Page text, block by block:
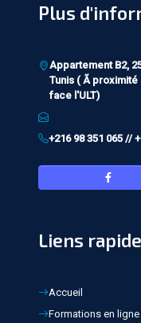
Plus
Appartement B2,
Tunis ( Ã
face l'ULT)
+216 98 351 065 //
Liens
Accueil
Formations en ligne